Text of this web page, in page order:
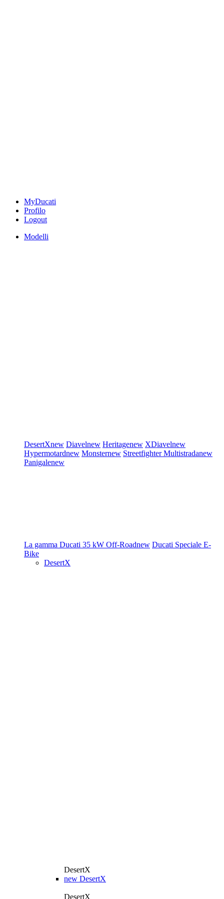
MyDucati
Profilo
Logout
Modelli
DesertXnew Diavelnew Heritagenew XDiavelnew
Hypermotardnew Monsternew StreetfighterMultistradanew
Panigalenew
La gamma Ducati 35 kW Off-Roadnew Ducati Speciale E-
Bike
DesertX
DesertX
new DesertX
DesertX